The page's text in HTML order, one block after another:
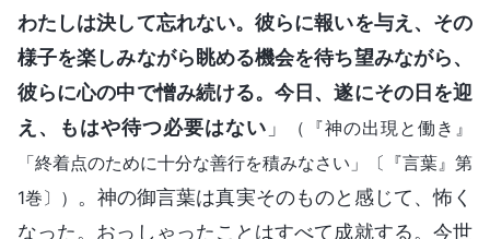
わたしは決して忘れない。彼らに報いを与え、その
様子を楽しみながら眺める機会を待ち望みながら、
彼らに心の中で憎み続ける。今日、遂にその日を迎
え、もはや待つ必要はない 」
（『神の出現と働き』
「終着点のために十分な善行を積みなさい」〔『言葉』第
1巻〕） 。神の御言葉は真実そのものと感じて、怖く
なった。おっしゃったことはすべて成就する。今世